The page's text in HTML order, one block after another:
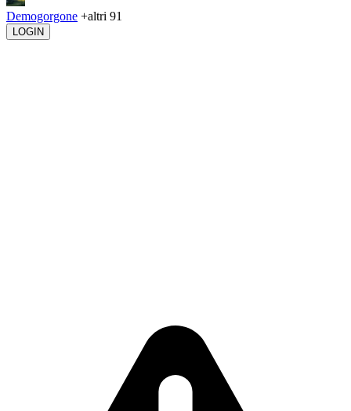
Demogorgone +altri 91
LOGIN